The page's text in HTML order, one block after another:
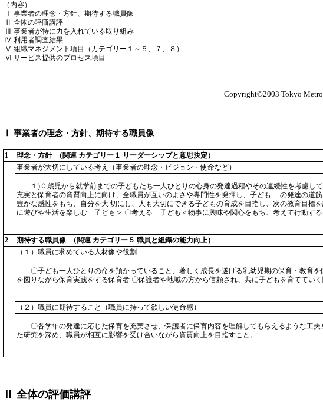
（内容）
Ⅰ 事業者の理念・方針、期待する職員像
Ⅱ 全体の評価講評
Ⅲ 事業者が特に力を入れている取り組み
Ⅳ 利用者調査結果
Ⅴ 組織マネジメント項目（カテゴリー１～５、７、８）
Ⅵ サービス提供のプロセス項目
Copyright©2003 Tokyo
Ⅰ 事業者の理念・方針、期待する職員像
1
理念・方針 （関連 カテゴリー１ リーダーシップと意思決定）
事業者が大切にしている考え（事業者の理念・ビジョン・使命など）
１)０歳児から就学前までの子どもたち一人ひとりの心身の発達過程やその連続性を考慮
充実と保育者の資質向上に向け、全職員が互いのよさや専門性を発揮し、子ども の発達の道
豊かな感性をもち、自分を大 切にし、人も大切にできる子どもの育成を目指し、次の教育
に遊びや生活を楽しむ 子ども＞ 〇考える 子ども＜物事に興味や関心をもち、考えて行動
2
期待する職員像 （関連 カテゴリー５ 職員と組織の能力向上）
（１）職員に求めている人材像や役割
〇子ども一人ひとりの命を預かっていること、著しく成長を遂げる乳幼児期の保育・教育
を図りながら保育実践をする保育者 〇保護者や地域の方から信頼され、共に子どもを育ててい
（２）職員に期待すること（職員に持って欲しい使命感）
〇各学年の発達に応じた保育を充実させ、保護者に保育内容を理解してもらえるような工
た研究を深め、職員が相互に影響を受け合いながら資質向上を目指すこと。
Ⅱ 全体の評価講評